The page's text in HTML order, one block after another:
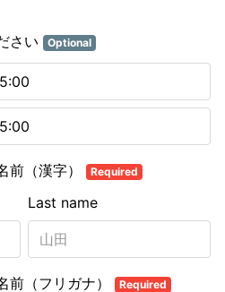
さい Optional
前（漢字） Required
Last name
前（フリガナ） Required